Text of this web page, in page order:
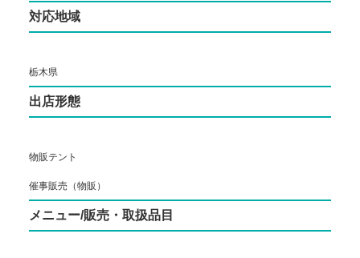
対応地域
栃木県
出店形態
物販テント
催事販売（物販）
メニュー/販売・取扱品目